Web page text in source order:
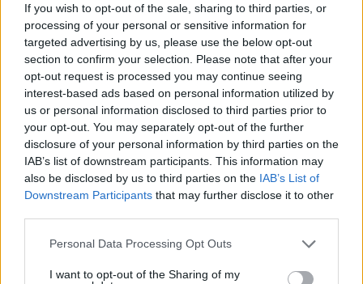
If you wish to opt-out of the sale, sharing to third parties, or
processing of your personal or sensitive information for
targeted advertising by us, please use the below opt-out
section to confirm your selection. Please note that after your
opt-out request is processed you may continue seeing
interest-based ads based on personal information utilized by
us or personal information disclosed to third parties prior to
your opt-out. You may separately opt-out of the further
disclosure of your personal information by third parties on the
IAB’s list of downstream participants. This information may
also be disclosed by us to third parties on the IAB’s List of
Downstream Participants that may further disclose it to other
Please note that this website/app uses one or more Google
not limited to your visit or usage behaviour. You may click to
Personal Data Processing Opt Outs
I want to opt-out of the Sharing of my
προμελετημένου ελιγμού». 𝝩𝝸 𝝺έ𝝼𝝴 𝞃𝝰
𝝿𝝰𝝿𝝰𝝲𝝰𝝺ά𝝹𝝸𝝰: «ο Τσίπρας έπαιξε τη χώρα στα
ζάρια». 𝟯)𝝩𝝸 𝝴ί𝝿𝝴 𝝶 𝝡έ𝞀𝝹𝝴𝝺 (𝝲𝝸𝝰 𝞃𝝾 𝝳𝝶𝝻𝝾𝞇ή𝞅𝝸𝞂𝝻𝝰
𝗜𝗜): «η διεξαγωγή δημοψηφίσματος ήταν για το
συμφωνηθέν πρόγραμμα». 𝝩𝝸 𝝺έ𝝼𝝴 𝞃𝝰
𝝿𝝰𝝿𝝰𝝲𝝰𝝺ά𝝹𝝸𝝰: «το δημοψήφισμα ήταν ναι ή όχι στο
Ευρώ, επομένως επεδίωξε (εφόσον στήριξε το ΟΧΙ)
να μας βγάλει από το ευρώ». 𝟰)𝝩𝝸 𝝴ί𝝿𝝴 𝝶 𝝡έ𝞀𝝹𝝴𝝺
(𝝲𝝸𝝰 𝞃𝝰 𝝡𝝼𝝶𝝻ό𝝼𝝸𝝰): «η ΕΕ είχε καταφέρει να "σωθεί"
από το ελληνικό πρόβλημα ήδη από την περίοδο του
πρώτου μνημονίου. Η μόνη απροστάτευτη απέναντι
𝝿𝝰𝝿𝝰𝝲𝝰𝝺ά𝝹𝝸𝝰: «τα μνημόνια έσωσαν την Ελλάδα».
𝝽𝝴𝞆𝝼𝝾ύ𝝼 𝞃𝝰 𝝿𝝰𝝿𝝰𝝲𝝰𝝺ά𝝹𝝸𝝰; Ότι μετά την